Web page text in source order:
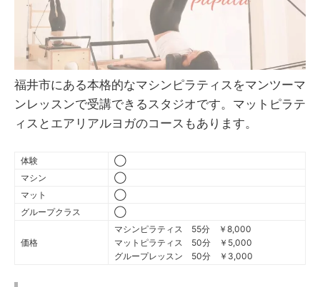
福井市にある本格的なマシンピラティスをマンツーマ
ンレッスンで受講できるスタジオです。マットピラテ
ィスとエアリアルヨガのコースもあります。
体験
◯
マシン
◯
マット
◯
グループクラス
◯
価格
マシンピラティス 55分 ￥8,000
マットピラティス 50分 ￥5,000
グループレッスン 50分 ￥3,000